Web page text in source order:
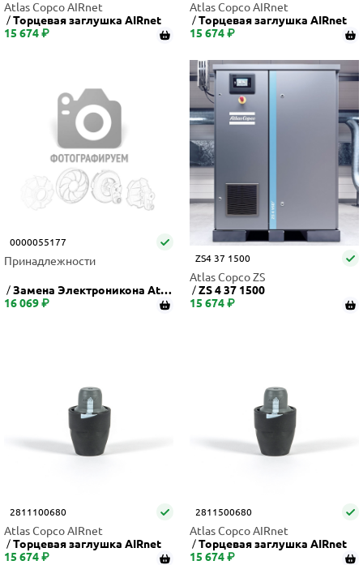
Atlas Copco AIRnet
Торцевая заглушка AIRnet
15 674 ₽
Atlas Copco AIRnet
Торцевая заглушка AIRnet
15 674 ₽
0000055177
Принадлежности
Замена Электроникона Atla
s Copco стандарт на график
16 069 ₽
ZS4 37 1500
Atlas Copco ZS
ZS 4 37 1500
15 674 ₽
2811100680
Atlas Copco AIRnet
Торцевая заглушка AIRnet
15 674 ₽
2811500680
Atlas Copco AIRnet
Торцевая заглушка AIRnet
15 674 ₽